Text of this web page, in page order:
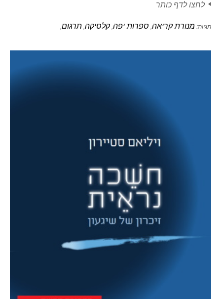
לחצו לדף כותר
תגיות: מנורת קריאה, ספרות יפה,קלסיקה, תרגום,